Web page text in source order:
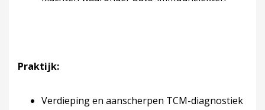
Praktijk:
Verdieping en aanscherpen TCM-diagnostiek